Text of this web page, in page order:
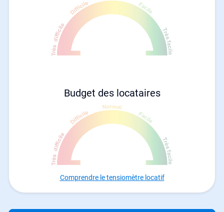
Budget des locataires
Comprendre le tensiomètre locatif